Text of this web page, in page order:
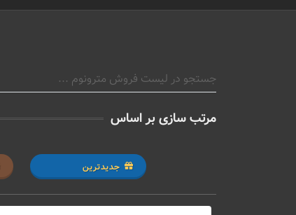
مرتب سازی بر اساس
جدیدترین